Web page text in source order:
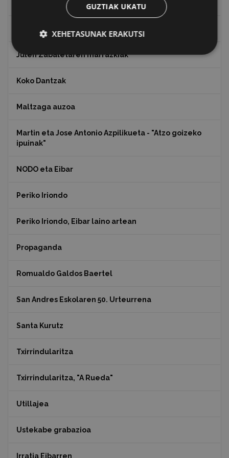
Indalecio Ojanguren, Gipuzkoako Foru Aldundia
Juan Antonio Palacios HARRIA
Julen Zabaletaren marrazkiak
Koko Dantzak
Maltzaga auzoa
Martin eta Jose Antonio Azpilikueta - "Atzo goizeko
ipuinak"
NODO eta Eibar
Periko Iriondo
Periko Iriondo, Eibar laino artean
Propaganda
Romualdo Galdos Baertel
San Andres Eskolaren 50. Urteurrena
Santa Kurutz
Txirrindularitza
Txirrindularitza, "A Rueda"
Utillajea
Ustekabe grabazioa
Irratia Eibarren
GUZTIAK UKATU
XEHETASUNAK ERAKUTSI